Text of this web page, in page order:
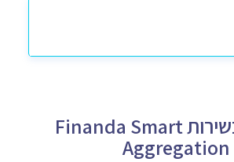
תמיכה בשירות Finanda Smart
Aggregation